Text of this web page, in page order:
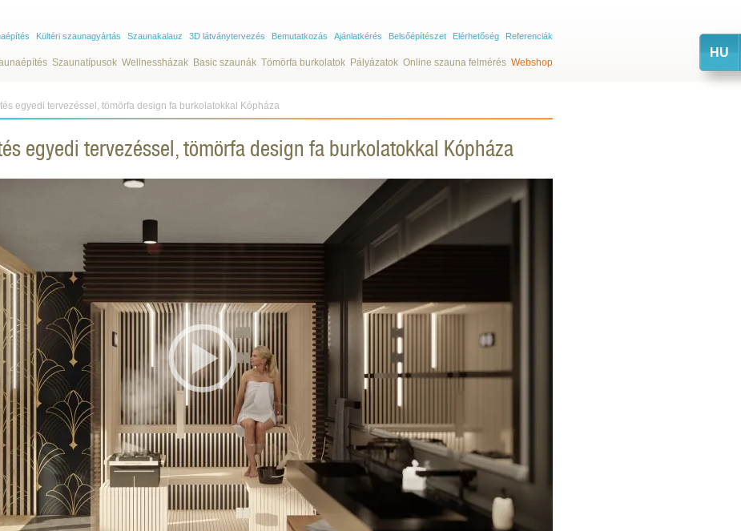
Kültéri szaunagyártás Szaunakalauz 3D látványtervezés Bemutatkozás Ajánlatkérés Belsőépítészet Elérhetőség Referenciák
Szaunatípusok Wellnessházak Basic szaunák Tömörfa burkolatok Pályázatok Online szauna felmérés Webshop
egyedi tervezéssel, tömörfa design fa burkolatokkal Kópháza
egyedi tervezéssel, tömörfa design fa burkolatokkal Kópháza
HU